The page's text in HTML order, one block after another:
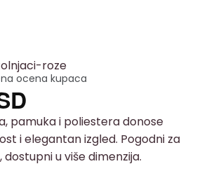
roze
ocena kupaca
pamuka i poliestera donose
i elegantan izgled. Pogodni za
u više dimenzija.